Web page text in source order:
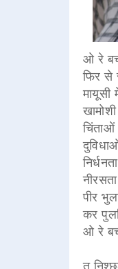
ओ रे
फिर से
मायूसी
चिंताओं
पीर
कर
ओ रे
तू